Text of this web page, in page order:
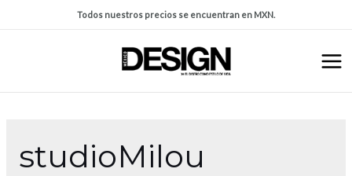
Todos nuestros precios se encuentran en MXN.
studioMilou